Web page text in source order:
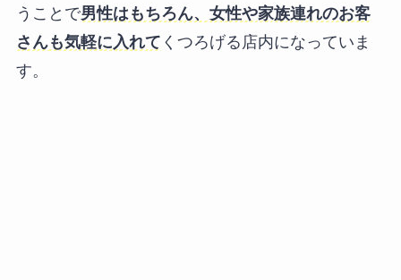
うことで男性はもちろん、女性や家族連れのお客
さんも気軽に入れて くつろげる店内になっていま
す。